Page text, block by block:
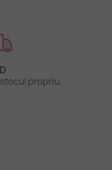
propriu.